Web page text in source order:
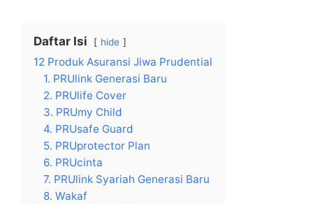
Daftar Isi hide
12 Produk Asuransi Jiwa Prudential
1. PRUlink Generasi Baru
2. PRUlife Cover
3. PRUmy Child
4. PRUsafe Guard
5. PRUprotector Plan
6. PRUcinta
7. PRUlink Syariah Generasi Baru
8. Wakaf